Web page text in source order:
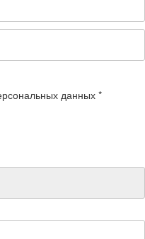
данных *